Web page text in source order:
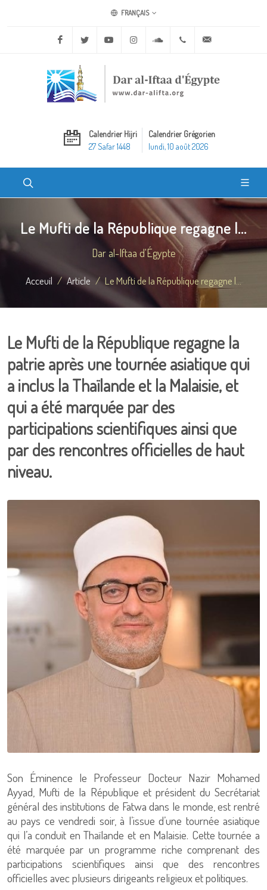
FRANÇAIS
Facebook Twitter Youtube Instagram Soundcloud+20 2 25970400
Calendrier Hijri
27 Safar 1448
Calendrier Grégorien
lundi, 10 août 2026
Le Mufti de la République regagne l...
Dar al-Iftaa d'Égypte
Acceuil Article Le Mufti de la République regagne l...
Le Mufti de la République regagne la
patrie après une tournée asiatique qui
a inclus la Thaïlande et la Malaisie, et
qui a été marquée par des
participations scientifiques ainsi que
par des rencontres officielles de haut
niveau.
Son Éminence le Professeur Docteur Nazir Mohamed
Ayyad, Mufti de la République et président du Secrétariat
général des institutions de Fatwa dans le monde, est rentré
au pays ce vendredi soir, à l’issue d’une tournée asiatique
qui l’a conduit en Thaïlande et en Malaisie. Cette tournée a
été marquée par un programme riche comprenant des
participations scientifiques ainsi que des rencontres
officielles avec plusieurs dirigeants religieux et politiques.